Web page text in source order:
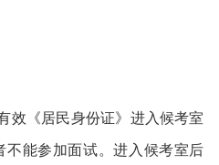
《居民身份证》进入候考室
不能参加面试。进入候考室后